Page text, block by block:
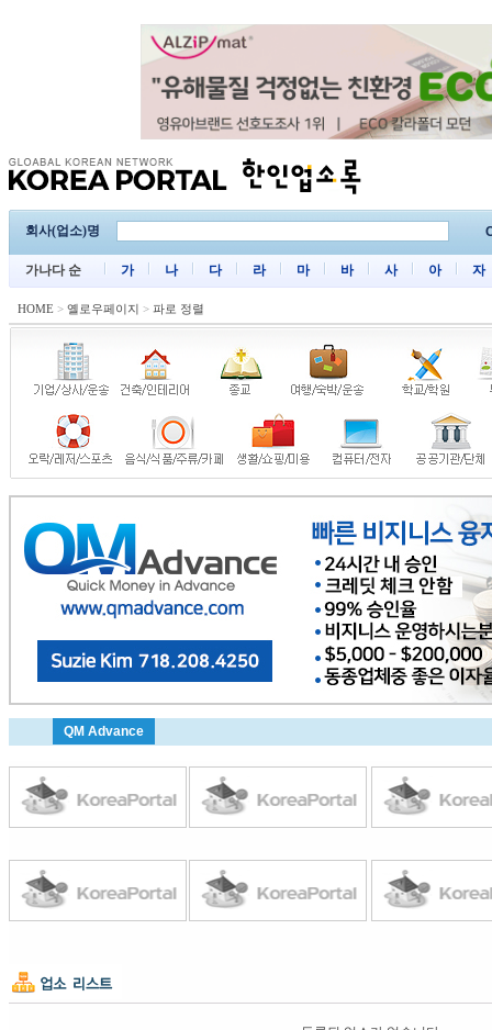
회사(업소)명
가나다 순 가 나 다 라 마 바 사 아 자
HOME > 옐로우페이지 > 파로 정렬
QM Advance